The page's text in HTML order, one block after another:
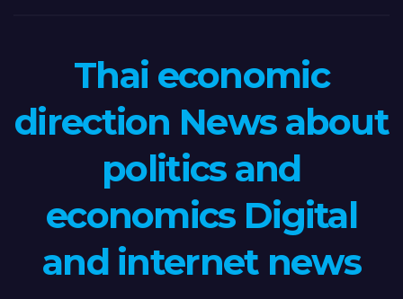
Thai economic
direction News about
politics and
economics Digital
and internet news